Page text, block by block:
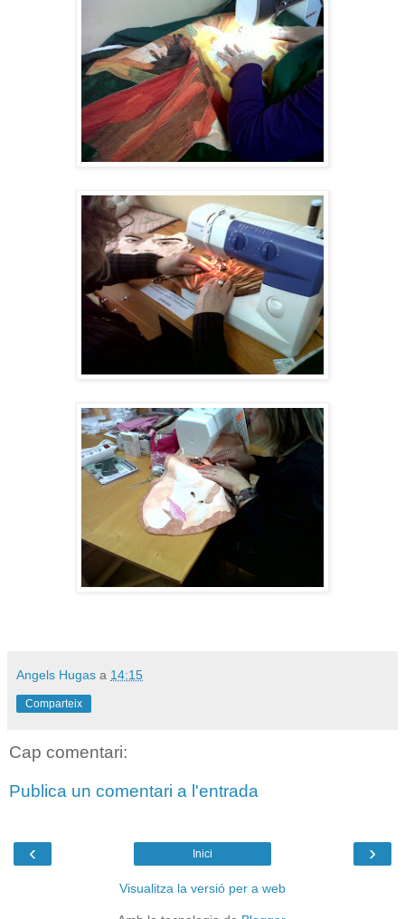
Angels Hugas a 14:15
Comparteix
Cap comentari:
Publica un comentari a l'entrada
‹ ›
Inici
Visualitza la versió per a web